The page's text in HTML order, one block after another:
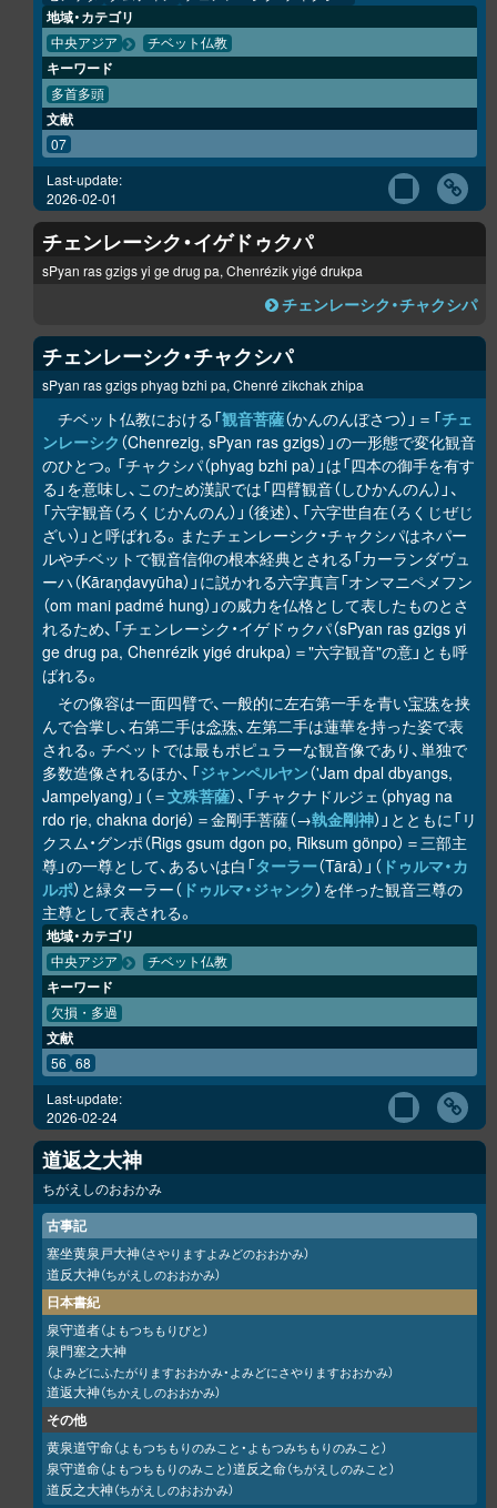
地域・カテゴリ
中央アジア チベット仏教
キーワード
多首多頭
文献
07
Last-update:
2026-02-01
チェンレーシク・イゲドゥクパ
sPyan ras gzigs yi ge drug pa, Chenrézik yigé drukpa
チェンレーシク・チャクシパ
チェンレーシク・チャクシパ
sPyan ras gzigs phyag bzhi pa, Chenré zikchak zhipa
チベット仏教における「観音菩薩（かんのんぼさつ）」＝「チェ
ンレーシク （Chenrezig, sPyan ras gzigs）」の一形態で変化観音
のひとつ。「チャクシパ（phyag bzhi pa）」は「四本の御手を有す
る」を意味し、このため漢訳では「四臂観音（しひかんのん）」、
「六字観音（ろくじかんのん）」（後述）、「六字世自在（ろくじぜじ
ざい）」と呼ばれる。またチェンレーシク・チャクシパはネパー
ルやチベットで観音信仰の根本経典とされる「カーランダヴュ
ーハ（Kāraṇḍavyūha）」に説かれる六字真言「オンマニペメフン
（om mani padmé hung）」の威力を仏格として表したものとさ
れるため、「チェンレーシク・イゲドゥクパ（sPyan ras gzigs yi
ge drug pa, Chenrézik yigé drukpa）＝"六字観音"の意」とも呼
ばれる。
その像容は一面四臂で、一般的に左右第一手を青い宝珠を挟
んで合掌し、右第二手は念珠、左第二手は蓮華を持った姿で表
される。チベットでは最もポピュラーな観音像であり、単独で
多数造像されるほか、「ジャンペルヤン（'Jam dpal dbyangs,
Jampelyang）」（＝文殊菩薩）、「チャクナドルジェ（phyag na
rdo rje, chakna dorjé）＝金剛手菩薩（→執金剛神）」とともに「リ
クスム・グンポ（Rigs gsum dgon po, Riksum gönpo）＝三部主
尊」の一尊として、あるいは白「ターラー（Tārā）」（ ドゥルマ・カ
ルポ）と緑ターラー（ ドゥルマ・ジャンク）を伴った観音三尊の
主尊として表される。
地域・カテゴリ
中央アジア チベット仏教
キーワード
欠損・多過
文献
56 68
Last-update:
2026-02-24
道返之大神
ちがえしのおおかみ
古事記
塞坐黄泉戸大神（さやりますよみどのおおかみ）
道反大神（ちがえしのおおかみ）
日本書紀
泉守道者（よもつちもりびと）
泉門塞之大神
（よみどにふたがりますおおかみ・よみどにさやりますおおかみ）
道返大神（ちかえしのおおかみ）
その他
黄泉道守命（よもつちもりのみこと・よもつみちもりのみこと）
泉守道命（よもつちもりのみこと）道反之命（ちがえしのみこと）
道反之大神（ちがえしのおおかみ）